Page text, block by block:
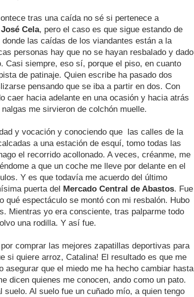
tras una caída no sé si pertenece a
Cela, pero el caso es que sigue estando de
las caídas de los viandantes están a la
personas hay que no se hayan resbalado y dado
Casi siempre, eso sí, porque el piso, en cuanto
de patinaje. Quien escribe ha pasado dos
pensando que se iba a partir en dos. Con
caer hacia adelante en una ocasión y hacia atrás
me sirvieron de colchón muelle.
y vocación y conociendo que las calles de la
a una estación de esquí, tomo todas las
el recorrido acollonado. A veces, créanme, me
a que un coche me lleve por delante en el
Y es que todavía me acuerdo del último
puerta del Mercado Central de Abastos. Fue
qué espectáculo se montó con mi resbalón. Hubo
Mientras yo era consciente, tras palparme todo
una rodilla. Y así fue.
comprar las mejores zapatillas deportivas para
si quiere arroz, Catalina! El resultado es que me
asegurar que el miedo me ha hecho cambiar hasta
dicen quienes me conocen, ando como un pato.
Al suelo fue un cuñado mío, a quien tengo